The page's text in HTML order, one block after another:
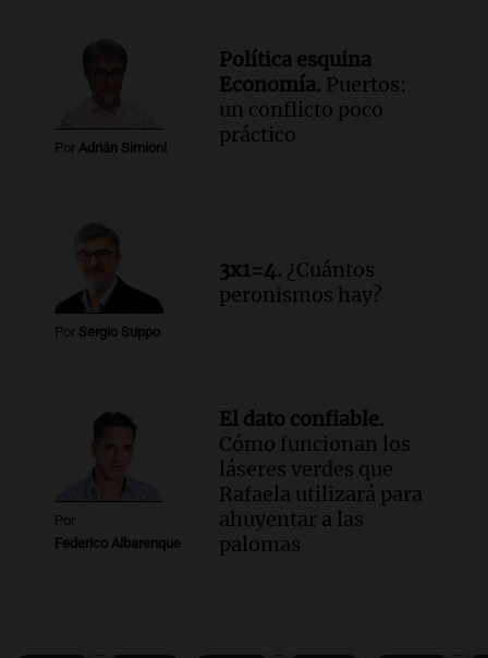
Por Adrián Simioni
Política esquina
Economía. Puertos:
un conflicto poco
práctico
Por Sergio Suppo
3x1=4. ¿Cuántos
peronismos hay?
Por
Federico Albarenque
El dato confiable.
Cómo funcionan los
láseres verdes que
Rafaela utilizará para
ahuyentar a las
palomas